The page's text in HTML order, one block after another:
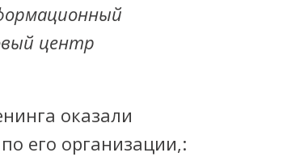
центр
оказали
его организации,: